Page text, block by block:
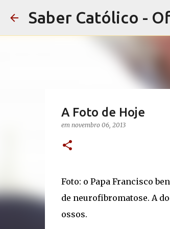
Saber Católico -
A Foto de Hoje
em novembro 06, 2013
Foto: o Papa Francisco
de neurofibromatose. A
ossos.